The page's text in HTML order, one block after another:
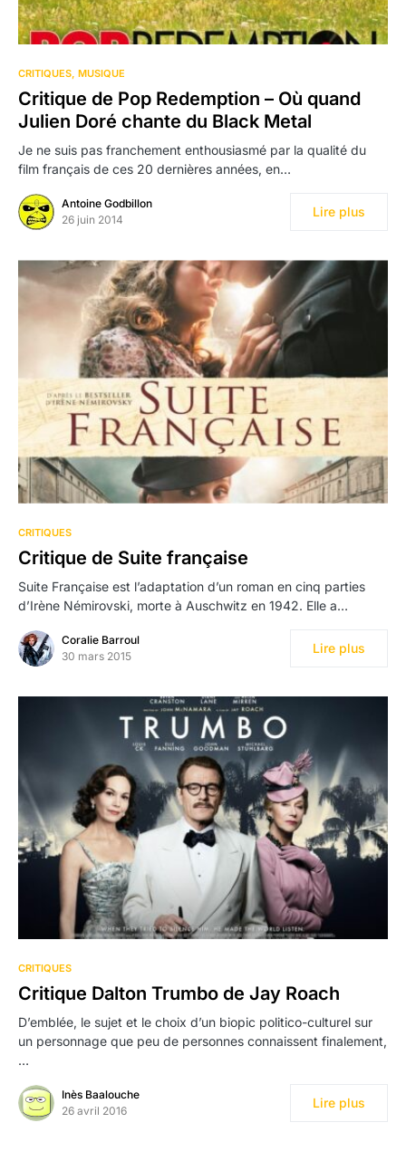
CRITIQUES MUSIQUE
Critique de Pop Redemption – Où quand
Julien Doré chante du Black Metal
Je ne suis pas franchement enthousiasmé par la qualité du
film français de ces 20 dernières années, en…
Antoine Godbillon
26 juin 2014
Lire plus
CRITIQUES
Critique de Suite française
Suite Française est l’adaptation d’un roman en cinq parties
d’Irène Némirovski, morte à Auschwitz en 1942. Elle a…
Coralie Barroul
30 mars 2015
Lire plus
CRITIQUES
Critique Dalton Trumbo de Jay Roach
D’emblée, le sujet et le choix d’un biopic politico-culturel sur
un personnage que peu de personnes connaissent finalement,
…
Inès Baalouche
26 avril 2016
Lire plus